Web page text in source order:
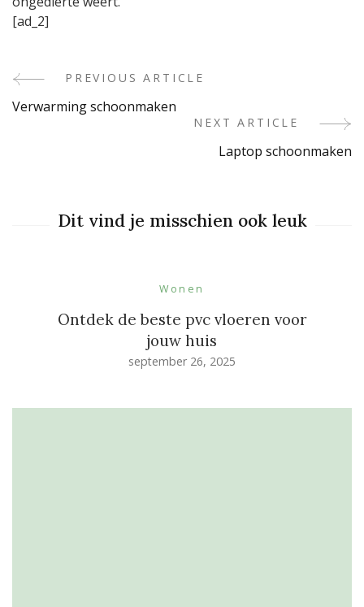
[ad_2]
Post
Navigation
PREVIOUS ARTICLE
Verwarming schoonmaken
NEXT ARTICLE
Laptop schoonmaken
Dit vind je misschien ook leuk
Wonen
Ontdek de beste pvc vloeren voor
jouw huis
september 26, 2025